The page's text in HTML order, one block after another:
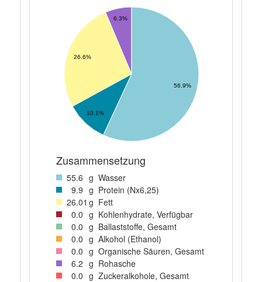
6.3%
26.6%
10.1%
56.9%
Zusammensetzung
55.6 g Wasser
9.9 g Protein (Nx6,25)
26.01 g Fett
0.0 g Kohlenhydrate, Verfügbar
0.0 g Ballaststoffe, Gesamt
0.0 g Alkohol (Ethanol)
0.0 g Organische Säuren, Gesamt
6.2 g Rohasche
0.0 g Zuckeralkohole, Gesamt